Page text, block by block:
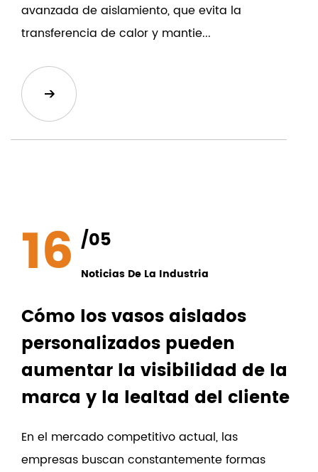
avanzada de aislamiento, que evita la
transferencia de calor y mantie...
16 /05
Noticias De La Industria
Cómo los vasos aislados
personalizados pueden
aumentar la visibilidad de la
marca y la lealtad del cliente
En el mercado competitivo actual, las
empresas buscan constantemente formas